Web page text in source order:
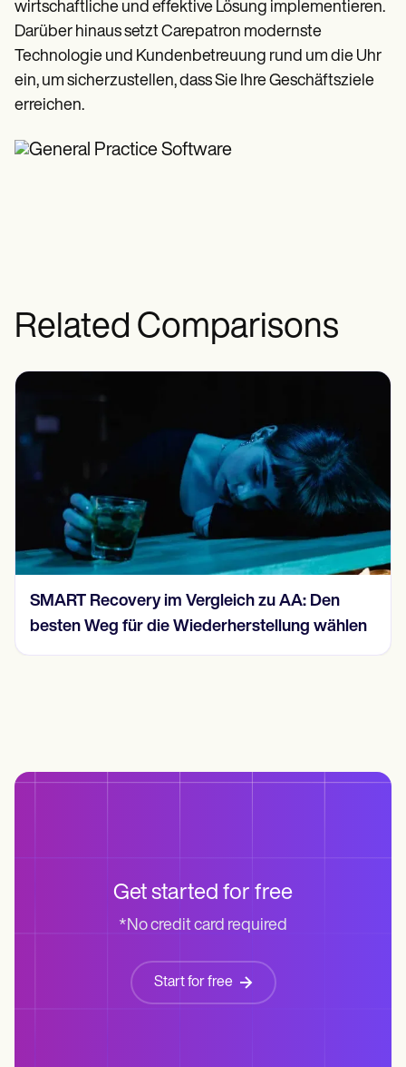
wirtschaftliche und effektive Lösung implementieren.
Darüber hinaus setzt Carepatron modernste
Technologie und Kundenbetreuung rund um die Uhr
ein, um sicherzustellen, dass Sie Ihre Geschäftsziele
erreichen.
Related Comparisons
Selbstwertgefühl versus Selbstvertrauen: Die
wichtigsten Unterschiede verstehen
Get started for free
*No credit card required
Start for free